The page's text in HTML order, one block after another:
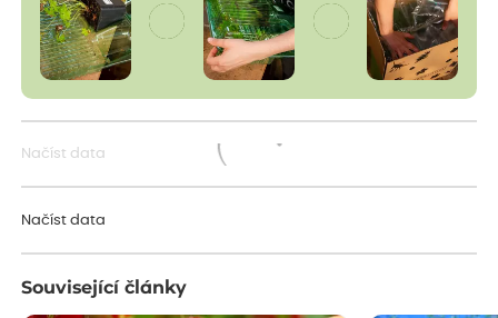
Načíst data
Načíst data
Související články